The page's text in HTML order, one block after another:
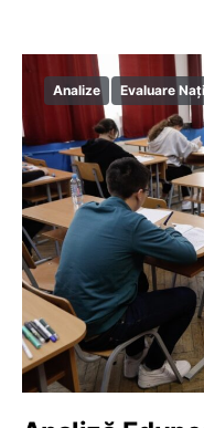
Analize Evaluare